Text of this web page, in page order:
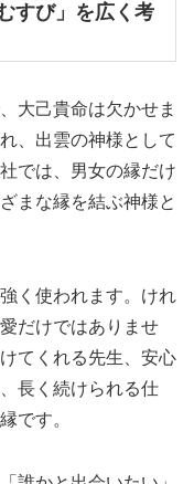
すび」を広く考
大己貴命は欠かせま
、出雲の神様として
では、男女の縁だけ
まな縁を結ぶ神様と
く使われます。けれ
だけではありませ
てくれる先生、安心
長く続けられる仕
です。